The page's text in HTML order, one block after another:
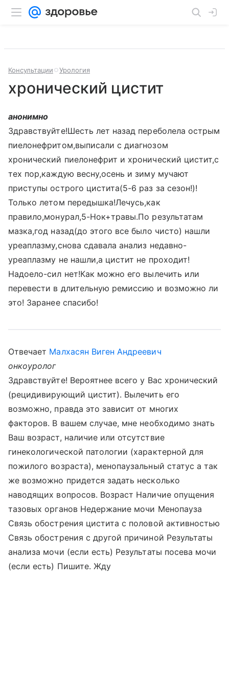
Консультации Урология
хронический цистит
анонимно
Здравствуйте!Шесть лет назад переболела острым
пиелонефритом,выписали с диагнозом
хронический пиелонефрит и хронический цистит,с
тех пор,каждую весну,осень и зиму мучают
приступы острого цистита(5-6 раз за сезон!)!
Только летом передышка!Лечусь,как
правило,монурал,5-Нок+травы.По результатам
мазка,год назад(до этого все было чисто) нашли
уреаплазму,снова сдавала анализ недавно-
уреаплазму не нашли,а цистит не проходит!
Надоело-сил нет!Как можно его вылечить или
перевести в длительную ремиссию и возможно ли
это! Заранее спасибо!
Отвечает Малхасян Виген Андреевич
онкоуролог
Здравствуйте! Вероятнее всего у Вас хронический
(рецидивирующий цистит). Вылечить его
возможно, правда это зависит от многих
факторов. В вашем случае, мне необходимо знать
Ваш возраст, наличие или отсутствие
гинекологической патологии (характерной для
пожилого возраста), менопаузальный статус а так
же возможно придется задать несколько
наводящих вопросов. Возраст Наличие опущения
тазовых органов Недержание мочи Менопауза
Связь обострения цистита с половой активностью
Связь обострения с другой причиной Результаты
анализа мочи (если есть) Результаты посева мочи
(если есть) Пишите. Жду